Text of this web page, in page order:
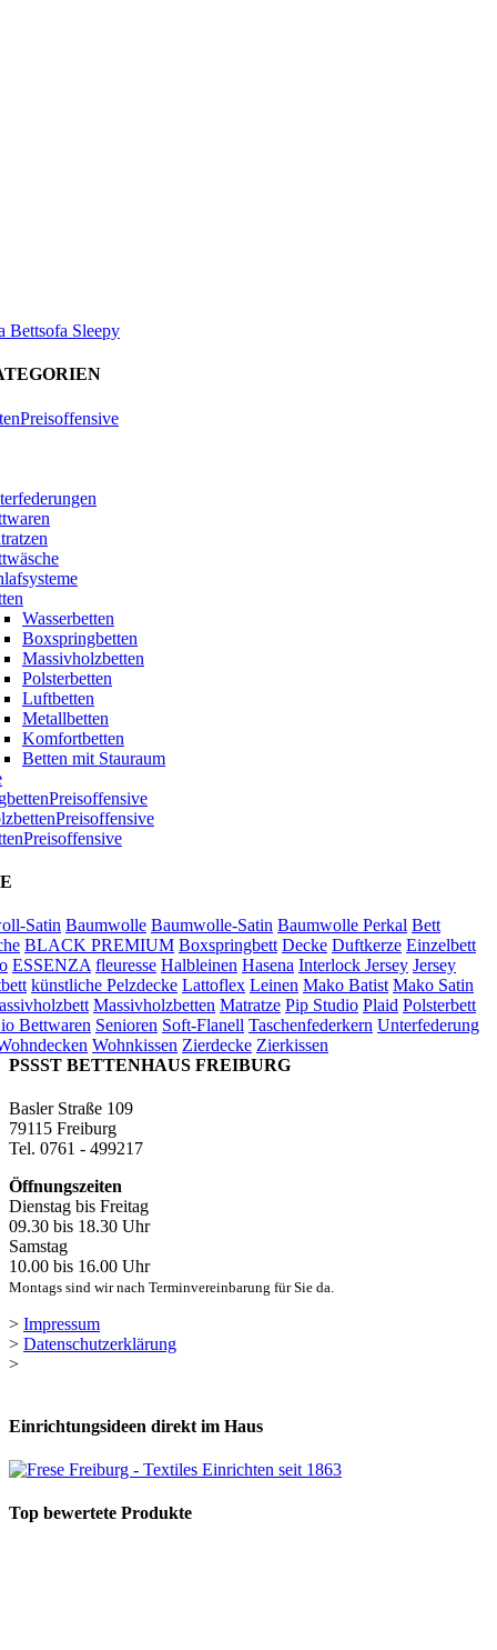
Bettsofa Sleepy
Wasserbetten
Boxspringbetten
Massivholzbetten
Polsterbetten
Luftbetten
Metallbetten
Komfortbetten
Betten mit Stauraum
Satin Baumwolle Baumwolle-Satin Baumwolle Perkal Bett
BLACK PREMIUM Boxspringbett Decke Duftkerze Einzelbett
ESSENZA fleuresse Halbleinen Hasena Interlock Jersey Jersey
künstliche Pelzdecke Lattoflex Leinen Mako Batist Mako Satin
Massivholzbetten Matratze Pip Studio Plaid Polsterbett
Bettwaren Senioren Soft-Flanell Taschenfederkern Unterfederung
Wohnkissen Zierdecke Zierkissen
PSSST BETTENHAUS FREIBURG
Basler Straße 109
79115 Freiburg
Tel. 0761 - 499217
Öffnungszeiten
Dienstag bis Freitag
09.30 bis 18.30 Uhr
Samstag
10.00 bis 16.00 Uhr
Montags sind wir nach Terminvereinbarung für Sie da.
> Impressum
> Datenschutzerklärung
>
Einrichtungsideen direkt im Haus
Top bewertete Produkte